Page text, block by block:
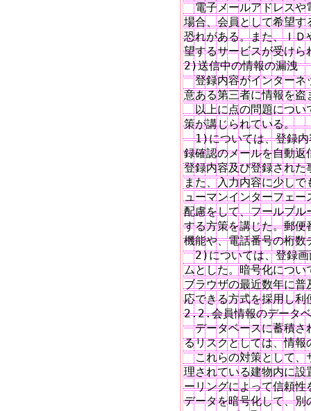
電子メールアドレスや
場合、会員として希望
恐れがある。また、Ｉ
望するサービスが受けら
2)送信中の情報の漏洩
登録内容がインターネ
意ある第三者に情報を盗
以上に点の問題につい
策が講じられている。
1)については、登録内
録確認のメールを自動
登録内容及び登録され
また、入力内容に少し
ューマンインターフェ
配慮をして、フールプ
する方策を講じた。郵
機能や、電話番号の桁
2)については、登録画
ムとした。暗号化につ
ブラウザの最近数年に
応できる方式を採用し利
2.2.会員情報のデータ
データベースに蓄積さ
るリスクとしては、情
これらの対策として、
理されている建物内に
ーリングによって信頼
データを暗号化して、